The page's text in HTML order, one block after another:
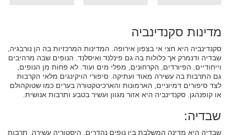
מדינות סקנדינביה
סקנדינביה היא חצי אי בצפון אירופה. המדינות המרכזיות בה הן נורבגיה,
שבדיה ודנמרק אך כלולות בה גם פינלנד ואיסלנד. הנופים שבה מרהיבים
וייחודיים. הפיורדים, הקרחונים, מפלי מים ועוד. לא פחות מן הנופים,
גם התרבות בה עשירה מאוד ועתיקה. סיפורי הויקינגים מלאי הקרבות
לצד סיפורים דמיוניים, הארמונות והארכיטקטורה בערים כמו שטוקהולם
או קופנהגן. סקנדינביה היא אזור מגוון ועשיר בטבע ותרבות אנושית.
שבדיה:
שבדיה היא מדינה המשלבת בין נופים נהדרים, היסטוריה עשירה, תרבות